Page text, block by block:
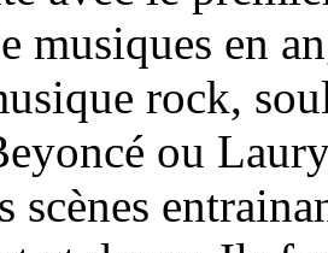
musiques en
rock,
ou
scènes